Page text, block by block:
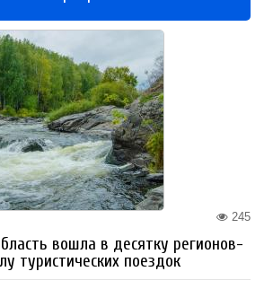
245
вошла в десятку регионов-
туристических поездок